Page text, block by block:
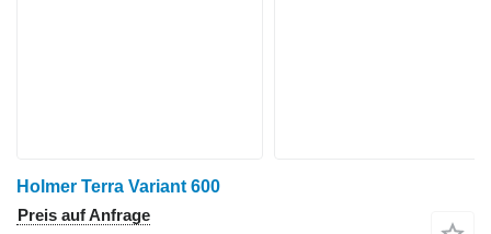
Holmer Terra Variant 600
Preis auf Anfrage